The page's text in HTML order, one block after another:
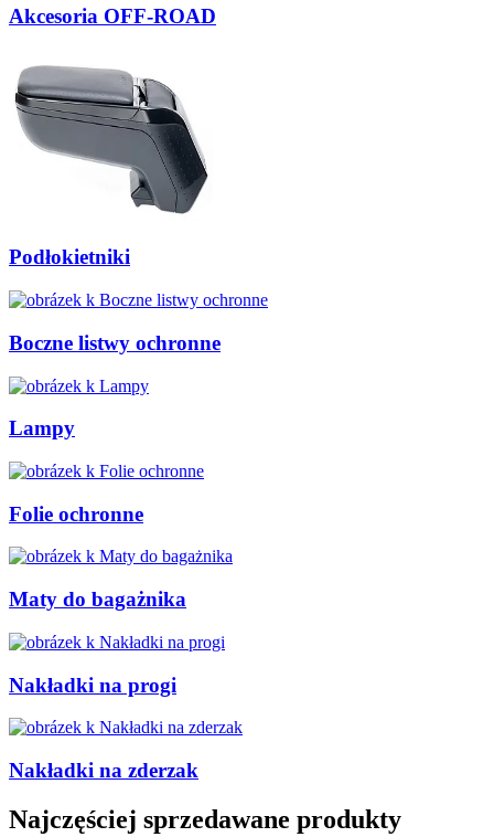
Akcesoria OFF-ROAD
Podłokietniki
Boczne listwy ochronne
Lampy
Folie ochronne
Maty do bagażnika
Nakładki na progi
Nakładki na zderzak
Najczęściej sprzedawane produkty